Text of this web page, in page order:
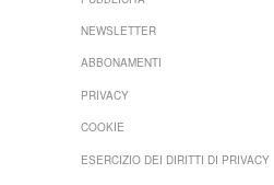
NEWSLETTER
ABBONAMENTI
PRIVACY
COOKIE
ESERCIZIO DEI DIRITTI DI PRIVACY